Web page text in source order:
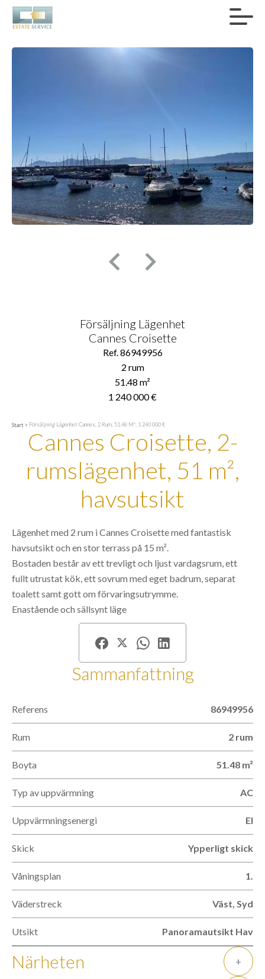
Försäljning Lägenhet
Cannes Croisette
Ref. 86949956
2 rum
51.48 m²
1 240 000 €
Start Försäljning Lägenhet Cannes, 2 Rum, 51.48 M², 1 240 000 €
Cannes Croisette, 2-
rumslägenhet, 51 m²,
havsutsikt
Lägenhet med 2 rum i Cannes Croisette med fantastisk
havsutsikt och en stor terrass på 15 m².
Bostaden består av ett trevligt och ljust vardagsrum, ett
fullt utrustat kök, ett sovrum med eget badrum, separat
toalett samt gott om förvaringsutrymme.
Enastående och sällsynt läge
Sammanfattning
Referens 86949956
Rum 2 rum
Boyta 51.48 m²
Typ av uppvärmning AC
Uppvärmningsenergi El
Skick Ypperligt skick
Våningsplan 1.
Väderstreck Väst, Syd
Utsikt Panoramautsikt Hav
Närheten +